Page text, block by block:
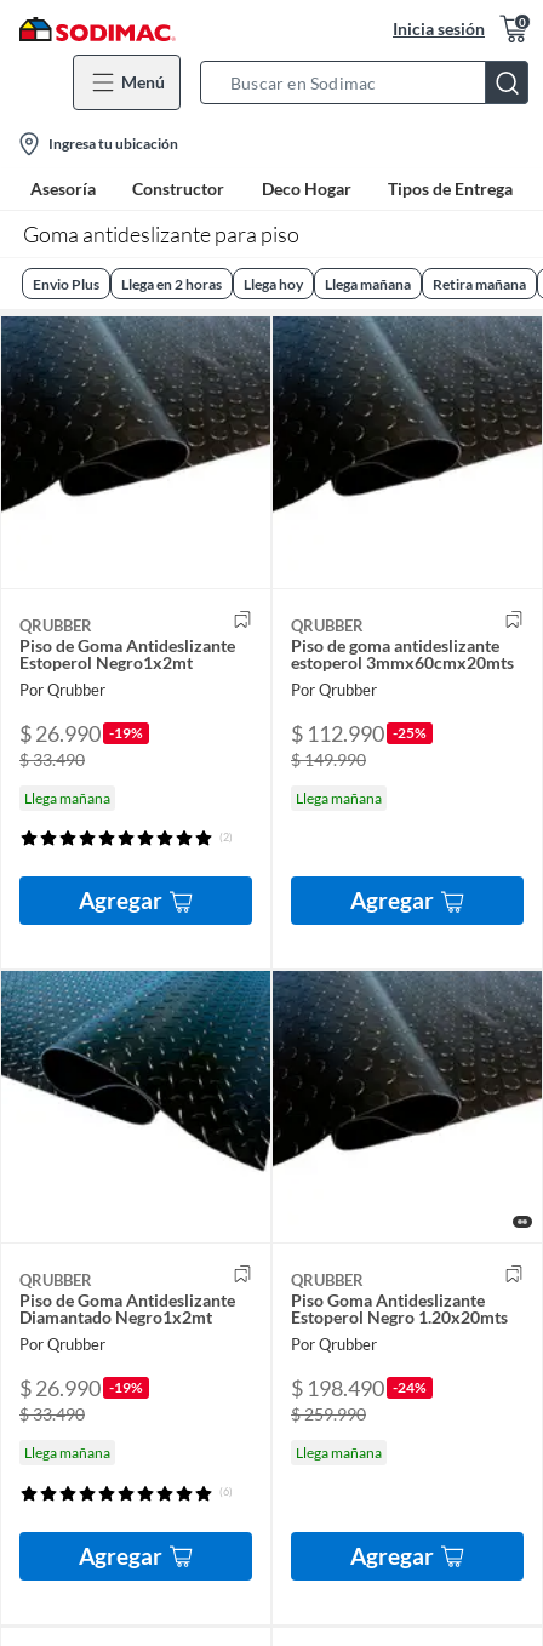
Inicia sesión 0
Menú
Bar
location-
icon
Ingresa tu ubicación
Asesoría Constructor Deco Hogar Tipos de Entrega
Goma antideslizante para piso
Envio Plus Llega en 2 horas Llega hoy Llega mañana Retira mañana
QRUBBER
Piso de Goma Antideslizante
Estoperol Negro1x2mt
Por Qrubber
$ 26.990 -19%
$ 33.490
Llega mañana
(2)
Agregar
QRUBBER
Piso de goma antideslizante
estoperol 3mmx60cmx20mts
Por Qrubber
$ 112.990 -25%
$ 149.990
Llega mañana
Agregar
QRUBBER
Piso de Goma Antideslizante
Diamantado Negro1x2mt
Por Qrubber
$ 26.990 -19%
$ 33.490
Llega mañana
(6)
Agregar
QRUBBER
Piso Goma Antideslizante
Estoperol Negro 1.20x20mts
Por Qrubber
$ 198.490 -24%
$ 259.990
Llega mañana
Agregar